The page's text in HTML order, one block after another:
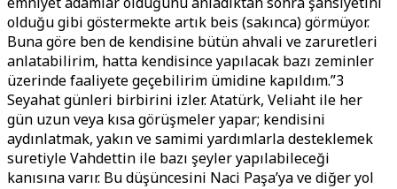
olduğu gibi göstermekte artık beis (sakınca) görmüyor.
Buna göre ben de kendisine bütün ahvali ve zaruretleri
anlatabilirim, hatta kendisince yapılacak bazı zeminler
üzerinde faaliyete geçebilirim ümidine kapıldım.”3
Seyahat günleri birbirini izler. Atatürk, Veliaht ile her
gün uzun veya kısa görüşmeler yapar; kendisini
aydınlatmak, yakın ve samimi yardımlarla desteklemek
suretiyle Vahdettin ile bazı şeyler yapılabileceği
kanısına varır. Bu düşüncesini Naci Paşa’ya ve diğer yol